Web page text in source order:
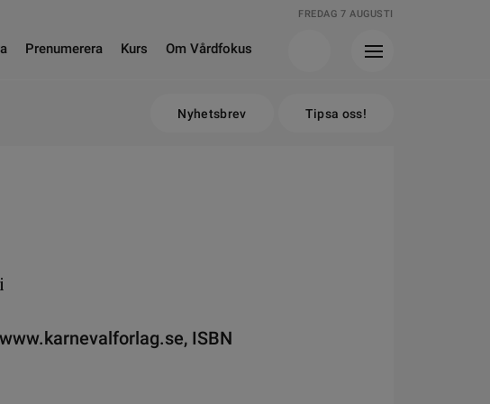
FREDAG 7 AUGUSTI
Prenumerera Kurs Om Vårdfokus
Nyhetsbrev Tipsa oss!
ISBN